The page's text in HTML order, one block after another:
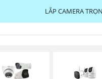
LẮP CAMERA